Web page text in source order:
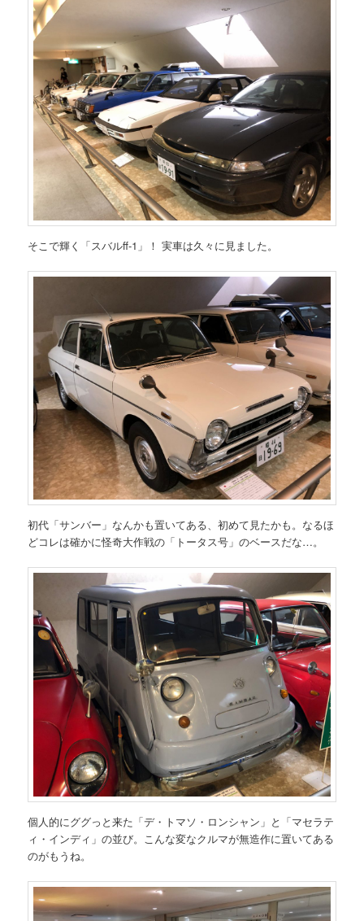
そこで輝く「スバルff-1」！ 実車は久々に見ました。
初代「サンバー」なんかも置いてある、初めて見たかも。なるほ
どコレは確かに怪奇大作戦の「トータス号」のベースだな…。
個人的にググっと来た「デ・トマソ・ロンシャン」と「マセラテ
ィ・インディ」の並び。こんな変なクルマが無造作に置いてある
のがもうね。